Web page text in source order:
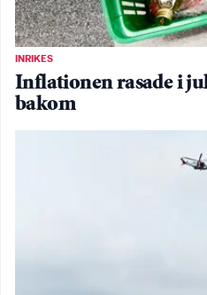
INRIKES
Inflationen rasade i
bakom